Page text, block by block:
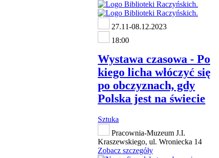
27.11-08.12.2023
18:00
Wystawa czasowa - Po
kiego licha włóczyć się
po obczyznach, gdy
Polska jest na świecie
Sztuka
Pracownia-Muzeum J.I.
Kraszewskiego, ul. Wroniecka 14
Zobacz szczegóły